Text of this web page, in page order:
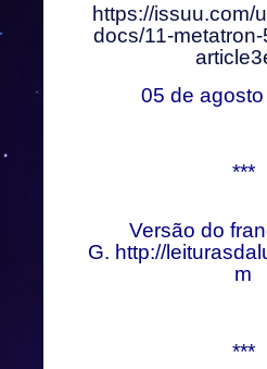
https://issuu.com/
docs/11-
05 de
***
Versão do
G. http://
m
***